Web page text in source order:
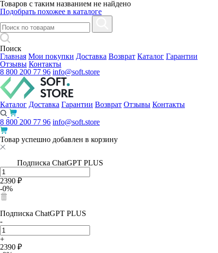
Товаров с таким названием не найдено
Подобрать похожее в каталоге
Поиск
Главная Мои покупки Доставка Возврат Каталог Гарантии
Отзывы Контакты
8 800 200 77 96 info@soft.store
Каталог Доставка Гарантии Возврат Отзывы Контакты
8 800 200 77 96 info@soft.store
Товар успешно добавлен в корзину
Подписка ChatGPT PLUS
2390 ₽
-0%
Подписка ChatGPT PLUS
-
+
2390 ₽